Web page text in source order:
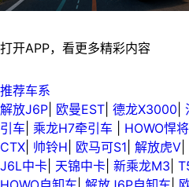
打开APP，看更多精彩内容
推荐车系
解放J6P 欧曼EST 德龙X3000
引车 乘龙H7牵引车 HOWO悍将
CTX 帅铃H 欧马可S1 解放虎V
J6L中卡 天锦中卡 新乘龙M3